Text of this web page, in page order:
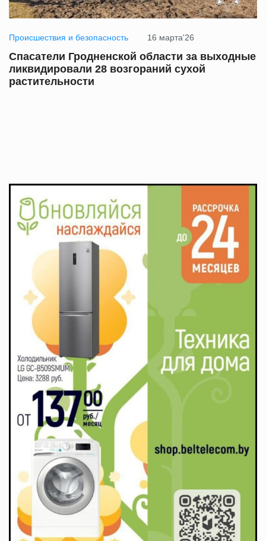
Происшествия и безопасность 16 марта'26
Спасатели Гродненской области за выходные
ликвидировали 28 возгораний сухой
растительности